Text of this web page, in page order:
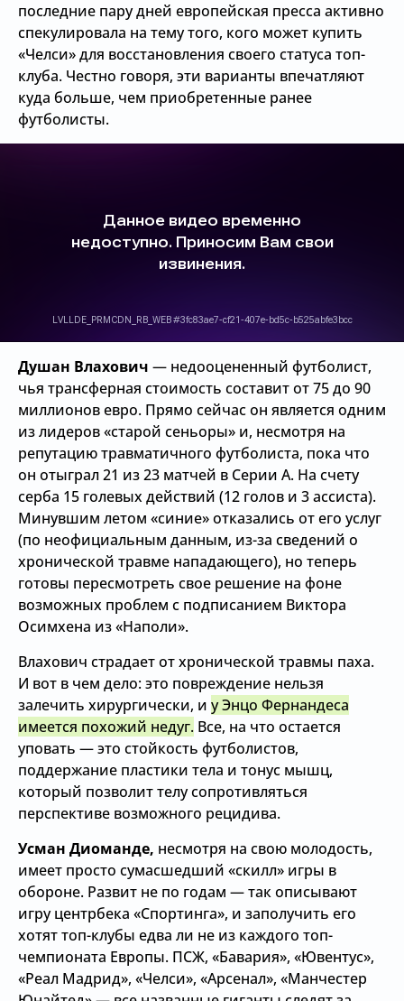
последние пару дней европейская пресса активно
спекулировала на тему того, кого может купить
«Челси» для восстановления своего статуса топ-
клуба. Честно говоря, эти варианты впечатляют
куда больше, чем приобретенные ранее
футболисты.
Душан Влахович — недооцененный футболист,
чья трансферная стоимость составит от 75 до 90
миллионов евро. Прямо сейчас он является одним
из лидеров «старой сеньоры» и, несмотря на
репутацию травматичного футболиста, пока что
он отыграл 21 из 23 матчей в Серии А. На счету
серба 15 голевых действий (12 голов и 3 ассиста).
Минувшим летом «синие» отказались от его услуг
(по неофициальным данным, из-за сведений о
хронической травме нападающего), но теперь
готовы пересмотреть свое решение на фоне
возможных проблем с подписанием Виктора
Осимхена из «Наполи».
Влахович страдает от хронической травмы паха.
И вот в чем дело: это повреждение нельзя
залечить хирургически, и у Энцо Фернандеса
имеется похожий недуг. Все, на что остается
уповать — это стойкость футболистов,
поддержание пластики тела и тонус мышц,
который позволит телу сопротивляться
перспективе возможного рецидива.
Усман Диоманде, несмотря на свою молодость,
имеет просто сумасшедший «скилл» игры в
обороне. Развит не по годам — так описывают
игру центрбека «Спортинга», и заполучить его
хотят топ-клубы едва ли не из каждого топ-
чемпионата Европы. ПСЖ, «Бавария», «Ювентус»,
«Реал Мадрид», «Челси», «Арсенал», «Манчестер